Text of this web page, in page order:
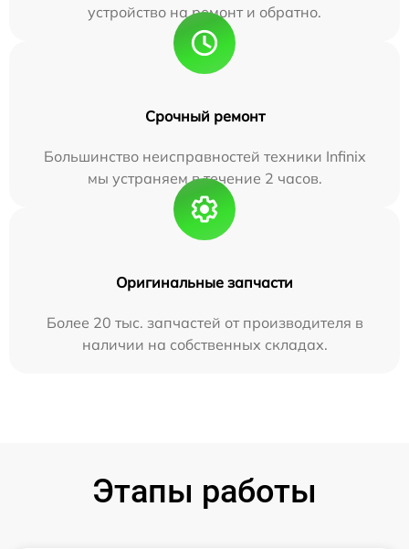
устройство на ремонт и обратно.
Срочный ремонт
Большинство неисправностей техники Infinix
мы устраняем в течение 2 часов.
Оригинальные запчасти
Более 20 тыс. запчастей от производителя в
наличии на собственных складах.
Этапы работы